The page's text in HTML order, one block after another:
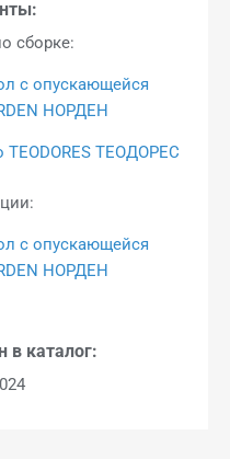
сборке:
с опускающейся
НОРДЕН
ТЕОДОРЕС
с опускающейся
НОРДЕН
в каталог: